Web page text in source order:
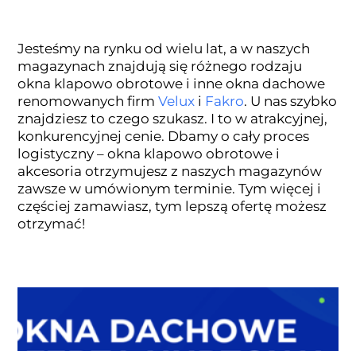
Jesteśmy na rynku od wielu lat, a w naszych
magazynach znajdują się różnego rodzaju
okna klapowo obrotowe i inne okna dachowe
renomowanych firmVelux i Fakro. U nas szybko
znajdziesz to czego szukasz. I to w atrakcyjnej,
konkurencyjnej cenie. Dbamy o cały proces
logistyczny – okna klapowo obrotowe i
akcesoria otrzymujesz z naszych magazynów
zawsze w umówionym terminie. Tym więcej i
częściej zamawiasz, tym lepszą ofertę możesz
otrzymać!